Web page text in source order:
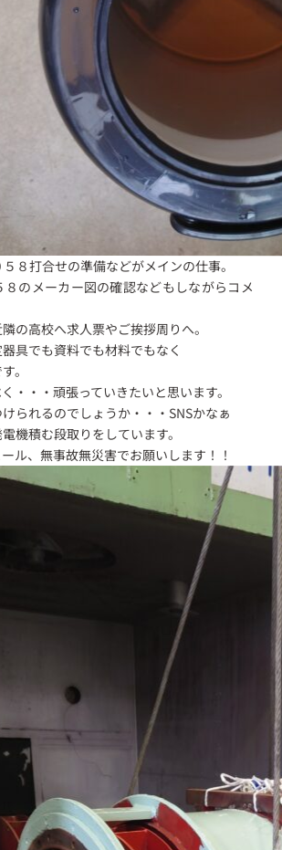
８打合せの準備などがメインの仕事。
８のメーカー図の確認などもしながらコメ
の高校へ求人票やご挨拶周りへ。
具でも資料でも材料でもなく
。
・・・頑張っていきたいと思います。
られるのでしょうか・・・SNSかなぁ
機積む段取りをしています。
ル、無事故無災害でお願いします！！